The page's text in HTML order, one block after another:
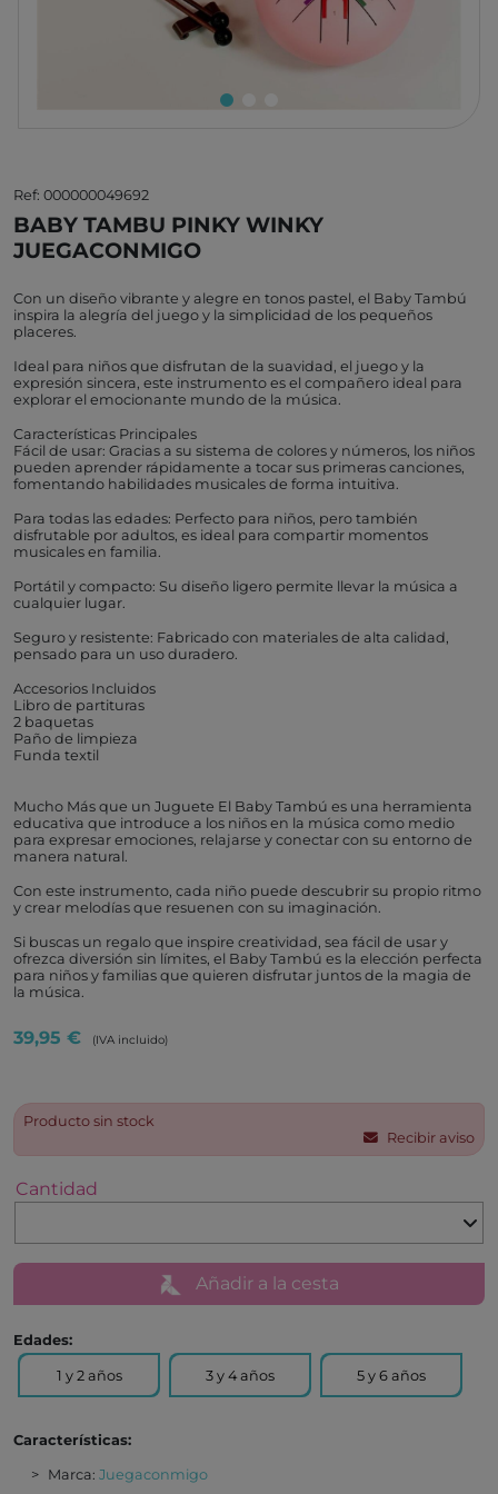
Ref: 000000049692
BABY TAMBU PINKY WINKY
JUEGACONMIGO
Con un diseño vibrante y alegre en tonos pastel, el Baby Tambú
inspira la alegría del juego y la simplicidad de los pequeños
placeres.
Ideal para niños que disfrutan de la suavidad, el juego y la
expresión sincera, este instrumento es el compañero ideal para
explorar el emocionante mundo de la música.
Características Principales
Fácil de usar: Gracias a su sistema de colores y números, los niños
pueden aprender rápidamente a tocar sus primeras canciones,
fomentando habilidades musicales de forma intuitiva.
Para todas las edades: Perfecto para niños, pero también
disfrutable por adultos, es ideal para compartir momentos
musicales en familia.
Portátil y compacto: Su diseño ligero permite llevar la música a
cualquier lugar.
Seguro y resistente: Fabricado con materiales de alta calidad,
pensado para un uso duradero.
Accesorios Incluidos
Libro de partituras
2 baquetas
Paño de limpieza
Funda textil
Mucho Más que un Juguete El Baby Tambú es una herramienta
educativa que introduce a los niños en la música como medio
para expresar emociones, relajarse y conectar con su entorno de
manera natural.
Con este instrumento, cada niño puede descubrir su propio ritmo
y crear melodías que resuenen con su imaginación.
Si buscas un regalo que inspire creatividad, sea fácil de usar y
ofrezca diversión sin límites, el Baby Tambú es la elección perfecta
para niños y familias que quieren disfrutar juntos de la magia de
la música.
39,95 € (IVA incluido)
Producto sin stock
Recibir aviso
Cantidad
Añadir a la cesta
Edades:
1 y 2 años 3 y 4 años 5 y 6 años
Características:
Marca: Juegaconmigo